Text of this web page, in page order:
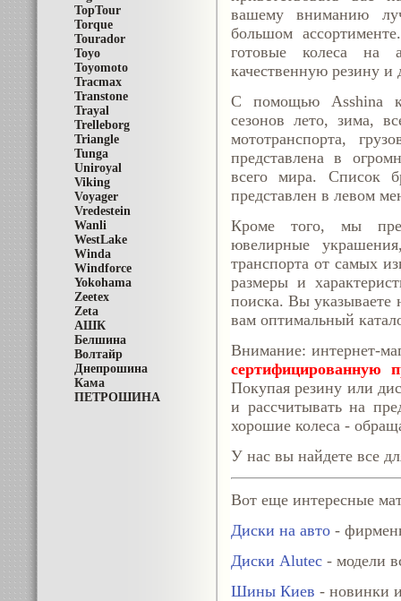
TopTour
Torque
Tourador
Toyo
Toyomoto
Tracmax
Transtone
Trayal
Trelleborg
Triangle
Tunga
Uniroyal
Viking
Voyager
Vredestein
Wanli
WestLake
Winda
Windforce
Yokohama
Zeetex
Zeta
АШК
Белшина
Волтайр
Днепрошина
Кама
ПЕТРОШИНА
вашему вниманию
большом
готовые колеса на
качественную резину
С помощью Asshina
сезонов лето, зима,
мототранспорта,
представлена в
всего мира. Список
представлен в левом
Кроме того, мы
ювелирные украшения
транспорта от самых
размеры и
поиска. Вы указываете
вам оптимальный
Внимание: интернет-
сертифицированную
Покупая резину или
и рассчитывать на
хорошие колеса -
У нас вы найдете все
Вот еще интересные
Диски на авто -
Диски Alutec - модели
Шины Киев - новинки